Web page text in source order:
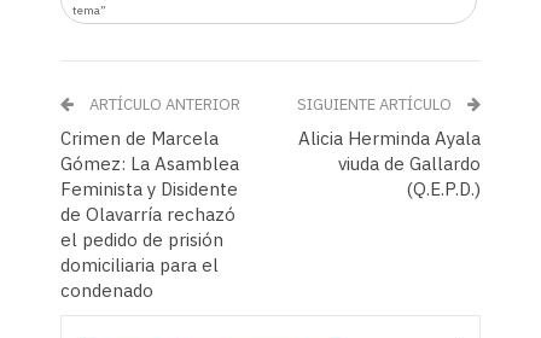
tema”
ARTÍCULO ANTERIOR
Crimen de Marcela
Gómez: La Asamblea
Feminista y Disidente
de Olavarría rechazó
el pedido de prisión
domiciliaria para el
condenado
SIGUIENTE ARTÍCULO
Alicia Herminda Ayala
viuda de Gallardo
(Q.E.P.D.)